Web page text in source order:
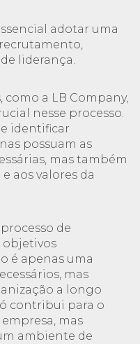
adotar uma
liderança.
como a LB Company,
nesse processo.
identificar
possuam as
mas também
aos valores da
de
objetivos
é apenas uma
mas
a longo
contribui para o
mas
ambiente de